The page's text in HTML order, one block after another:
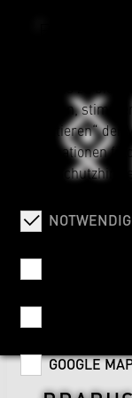
FÜR IHR
möchten,
akzeptieren“ der
Informationen
GOOGLE